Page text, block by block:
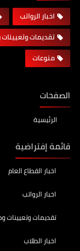
اخبار الرواتب
تقديمات
منوعات
الصفحات
الرئيسية
قائمة إفتراضية
اخبار القطاع العام
اخبار الرواتب
تقديمات وتعيينات
اخبار الطلاب